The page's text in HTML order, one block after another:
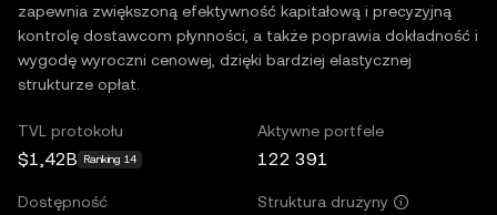
zapewnia zwiększoną efektywność kapitałową i precyzyjną
kontrolę dostawcom płynności, a także poprawia dokładność i
wygodę wyroczni cenowej, dzięki bardziej elastycznej
strukturze opłat.
TVL protokołu
$1,42B Ranking 14
Aktywne portfele
122 391
Dostępność Struktura drużyny